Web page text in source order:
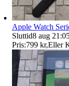
Apple Watch
Sluttid8 aug
Pris:799 kr,Eller